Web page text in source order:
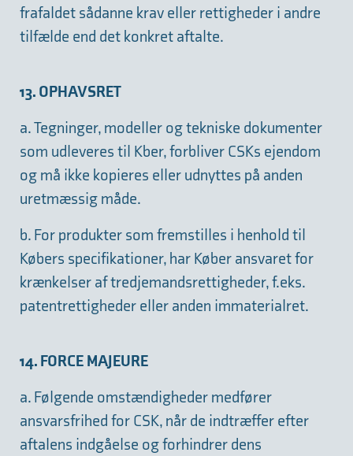
frafaldet sådanne krav eller rettigheder i andre
tilfælde end det konkret aftalte.
13. OPHAVSRET
a. Tegninger, modeller og tekniske dokumenter
som udleveres til Kber, forbliver CSKs ejendom
og må ikke kopieres eller udnyttes på anden
uretmæssig måde.
b. For produkter som fremstilles i henhold til
Købers specifikationer, har Køber ansvaret for
krænkelser af tredjemandsrettigheder, f.eks.
patentrettigheder eller anden immaterialret.
14. FORCE MAJEURE
a. Følgende omstændigheder medfører
ansvarsfrihed for CSK, når de indtræffer efter
aftalens indgåelse og forhindrer dens